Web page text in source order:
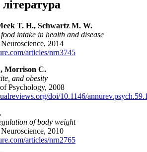
T. H., Schwartz M. W.
intake in health and disease
2014
articles/nrn3745
Morrison C.
and obesity
Psychology, 2008
doi/10.1146/
of body weight
2010
articles/nrn2765